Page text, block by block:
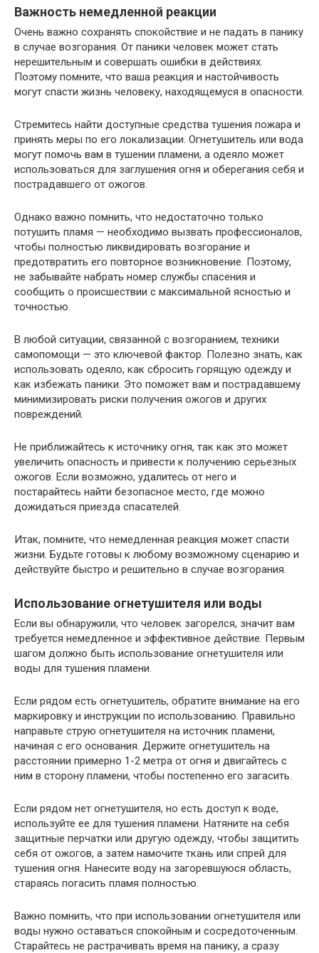
Важность немедленной реакции
Очень важно сохранять спокойствие и не падать в панику
в случае возгорания. От паники человек может стать
нерешительным и совершать ошибки в действиях.
Поэтому помните, что ваша реакция и настойчивость
могут спасти жизнь человеку, находящемуся в опасности.
Стремитесь найти доступные средства тушения пожара и
принять меры по его локализации. Огнетушитель или вода
могут помочь вам в тушении пламени, а одеяло может
использоваться для заглушения огня и оберегания себя и
пострадавшего от ожогов.
Однако важно помнить, что недостаточно только
потушить пламя — необходимо вызвать профессионалов,
чтобы полностью ликвидировать возгорание и
предотвратить его повторное возникновение. Поэтому,
не забывайте набрать номер службы спасения и
сообщить о происшествии с максимальной ясностью и
точностью.
В любой ситуации, связанной с возгоранием, техники
самопомощи — это ключевой фактор. Полезно знать, как
использовать одеяло, как сбросить горящую одежду и
как избежать паники. Это поможет вам и пострадавшему
минимизировать риски получения ожогов и других
повреждений.
Не приближайтесь к источнику огня, так как это может
увеличить опасность и привести к получению серьезных
ожогов. Если возможно, удалитесь от него и
постарайтесь найти безопасное место, где можно
дожидаться приезда спасателей.
Итак, помните, что немедленная реакция может спасти
жизни. Будьте готовы к любому возможному сценарию и
действуйте быстро и решительно в случае возгорания.
Использование огнетушителя или воды
Если вы обнаружили, что человек загорелся, значит вам
требуется немедленное и эффективное действие. Первым
шагом должно быть использование огнетушителя или
воды для тушения пламени.
Если рядом есть огнетушитель, обратите внимание на его
маркировку и инструкции по использованию. Правильно
направьте струю огнетушителя на источник пламени,
начиная с его основания. Держите огнетушитель на
расстоянии примерно 1-2 метра от огня и двигайтесь с
ним в сторону пламени, чтобы постепенно его загасить.
Если рядом нет огнетушителя, но есть доступ к воде,
используйте ее для тушения пламени. Натяните на себя
защитные перчатки или другую одежду, чтобы защитить
себя от ожогов, а затем намочите ткань или спрей для
тушения огня. Нанесите воду на загоревшуюся область,
стараясь погасить пламя полностью.
Важно помнить, что при использовании огнетушителя или
воды нужно оставаться спокойным и сосредоточенным.
Старайтесь не растрачивать время на панику, а сразу